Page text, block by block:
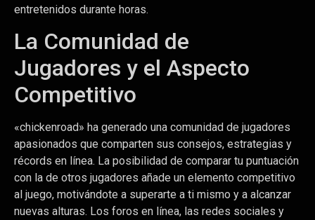
entretenidos durante horas.
La Comunidad de
Jugadores y el Aspecto
Competitivo
«chickenroad» ha generado una comunidad de jugadores
apasionados que comparten sus consejos, estrategias y
récords en línea. La posibilidad de comparar tu puntuación
con la de otros jugadores añade un elemento competitivo
al juego, motivándote a superarte a ti mismo y a alcanzar
nuevas alturas. Los foros en línea, las redes sociales y